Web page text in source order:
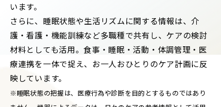
います。
さらに、睡眠状態や生活リズムに関する情報は、介
護・看護・機能訓練など多職種で共有し、ケアの検討
材料としても活用。食事・睡眠・活動・体調管理・医
療連携を一体で捉え、お一人おひとりのケア計画に反
映しています。
※睡眠状態の把握は、医療行為や診断を目的とするものではあり